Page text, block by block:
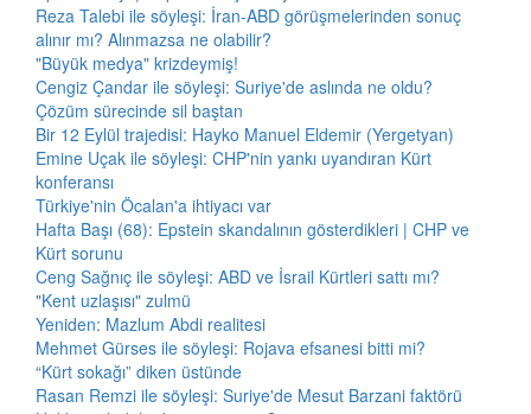
Reza Talebi ile söyleşi: İran-ABD görüşmelerinden sonuç
alınır mı? Alınmazsa ne olabilir?
"Büyük medya" krizdeymiş!
Cengiz Çandar ile söyleşi: Suriye'de aslında ne oldu?
Çözüm sürecinde sil baştan
Bir 12 Eylül trajedisi: Hayko Manuel Eldemir (Yergetyan)
Emine Uçak ile söyleşi: CHP'nin yankı uyandıran Kürt
konferansı
Türkiye'nin Öcalan'a ihtiyacı var
Hafta Başı (68): Epstein skandalının gösterdikleri | CHP ve
Kürt sorunu
Ceng Sağnıç ile söyleşi: ABD ve İsrail Kürtleri sattı mı?
"Kent uzlaşısı" zulmü
Yeniden: Mazlum Abdi realitesi
Mehmet Gürses ile söyleşi: Rojava efsanesi bitti mi?
“Kürt sokağı” diken üstünde
Rasan Remzi ile söyleşi: Suriye'de Mesut Barzani faktörü